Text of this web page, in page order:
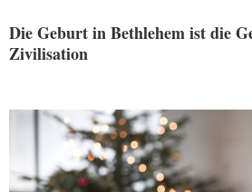
Die Geburt in Bethlehem ist die
Zivilisation